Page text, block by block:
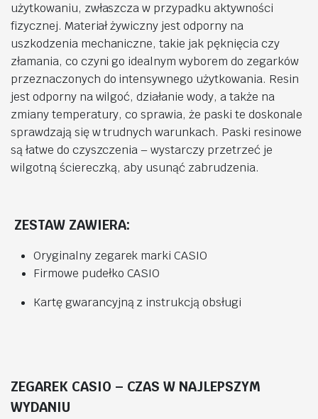
użytkowaniu, zwłaszcza w przypadku aktywności
fizycznej. Materiał żywiczny jest odporny na
uszkodzenia mechaniczne, takie jak pęknięcia czy
złamania, co czyni go idealnym wyborem do zegarków
przeznaczonych do intensywnego użytkowania. Resin
jest odporny na wilgoć, działanie wody, a także na
zmiany temperatury, co sprawia, że paski te doskonale
sprawdzają się w trudnych warunkach. Paski resinowe
są łatwe do czyszczenia – wystarczy przetrzeć je
wilgotną ściereczką, aby usunąć zabrudzenia.
ZESTAW ZAWIERA:
Oryginalny zegarek marki CASIO
Firmowe pudełko CASIO
Kartę gwarancyjną z instrukcją obsługi
ZEGAREK CASIO – CZAS W NAJLEPSZYM
WYDANIU